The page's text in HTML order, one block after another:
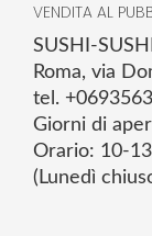
VENDITA AL
SUSHI-
Roma, via
tel.
Giorni di
Orario: 10-
(Lunedì